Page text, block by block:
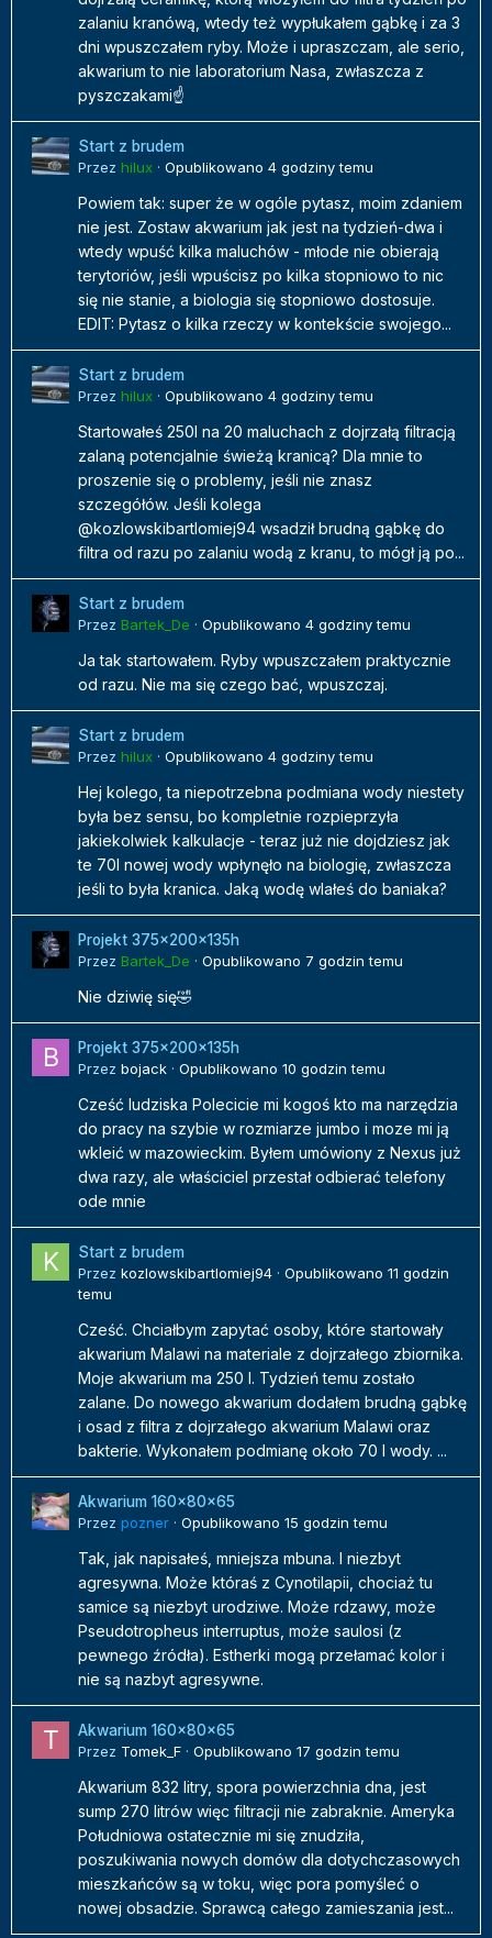
zalaniu kranówą, wtedy też wypłukałem gąbkę i za 3
dni wpuszczałem ryby. Może i upraszczam, ale serio,
akwarium to nie laboratorium Nasa, zwłaszcza z
pyszczakami☝️
Start z brudem
Przez hilux · Opublikowano 4 godziny temu
Powiem tak: super że w ogóle pytasz, moim zdaniem
nie jest. Zostaw akwarium jak jest na tydzień-dwa i
wtedy wpuść kilka maluchów - młode nie obierają
terytoriów, jeśli wpuścisz po kilka stopniowo to nic
się nie stanie, a biologia się stopniowo dostosuje.
EDIT: Pytasz o kilka rzeczy w kontekście swojego...
Start z brudem
Przez hilux · Opublikowano 4 godziny temu
Startowałeś 250l na 20 maluchach z dojrzałą filtracją
zalaną potencjalnie świeżą kranicą? Dla mnie to
proszenie się o problemy, jeśli nie znasz
szczegółów. Jeśli kolega
@kozlowskibartlomiej94 wsadził brudną gąbkę do
filtra od razu po zalaniu wodą z kranu, to mógł ją po...
Start z brudem
Przez Bartek_De · Opublikowano 4 godziny temu
Ja tak startowałem. Ryby wpuszczałem praktycznie
od razu. Nie ma się czego bać, wpuszczaj.
Start z brudem
Przez hilux · Opublikowano 4 godziny temu
Hej kolego, ta niepotrzebna podmiana wody niestety
była bez sensu, bo kompletnie rozpieprzyła
jakiekolwiek kalkulacje - teraz już nie dojdziesz jak
te 70l nowej wody wpłynęło na biologię, zwłaszcza
jeśli to była kranica. Jaką wodę wlałeś do baniaka?
Projekt 375x200x135h
Przez Bartek_De · Opublikowano 7 godzin temu
Nie dziwię się🤣
Projekt 375x200x135h
Przez bojack · Opublikowano 10 godzin temu
Cześć ludziska Polecicie mi kogoś kto ma narzędzia
do pracy na szybie w rozmiarze jumbo i moze mi ją
wkleić w mazowieckim. Byłem umówiony z Nexus już
dwa razy, ale właściciel przestał odbierać telefony
ode mnie
Start z brudem
Przez kozlowskibartlomiej94 · Opublikowano 11 godzin
temu
Cześć. Chciałbym zapytać osoby, które startowały
akwarium Malawi na materiale z dojrzałego zbiornika.
Moje akwarium ma 250 l. Tydzień temu zostało
zalane. Do nowego akwarium dodałem brudną gąbkę
i osad z filtra z dojrzałego akwarium Malawi oraz
bakterie. Wykonałem podmianę około 70 l wody. ...
Akwarium 160x80x65
Przez pozner · Opublikowano 15 godzin temu
Tak, jak napisałeś, mniejsza mbuna. I niezbyt
agresywna. Może któraś z Cynotilapii, chociaż tu
samice są niezbyt urodziwe. Może rdzawy, może
Pseudotropheus interruptus, może saulosi (z
pewnego źródła). Estherki mogą przełamać kolor i
nie są nazbyt agresywne.
Akwarium 160x80x65
Przez Tomek_F · Opublikowano 17 godzin temu
Akwarium 832 litry, spora powierzchnia dna, jest
sump 270 litrów więc filtracji nie zabraknie. Ameryka
Południowa ostatecznie mi się znudziła,
poszukiwania nowych domów dla dotychczasowych
mieszkańców są w toku, więc pora pomyśleć o
nowej obsadzie. Sprawcą całego zamieszania jest...